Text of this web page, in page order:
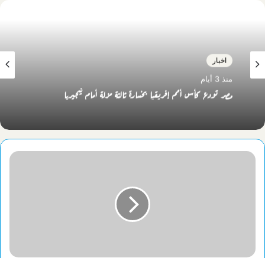
اخبار
منذ 3 أيام
مصر تودع كأس أمم إفريقيا بخسارة ثالثة مزلة أمام نيجيريا